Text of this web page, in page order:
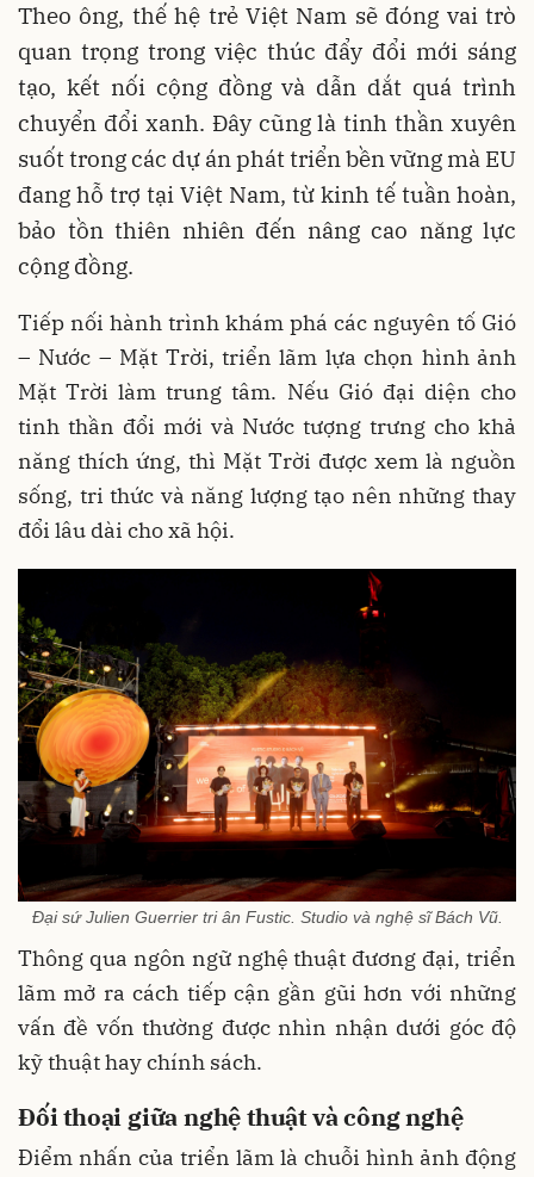
Theo ông, thế hệ trẻ Việt Nam sẽ đóng vai trò
quan trọng trong việc thúc đẩy đổi mới sáng
tạo, kết nối cộng đồng và dẫn dắt quá trình
chuyển đổi xanh. Đây cũng là tinh thần xuyên
suốt trong các dự án phát triển bền vững mà EU
đang hỗ trợ tại Việt Nam, từ kinh tế tuần hoàn,
bảo tồn thiên nhiên đến nâng cao năng lực
cộng đồng.
Tiếp nối hành trình khám phá các nguyên tố Gió
– Nước – Mặt Trời, triển lãm lựa chọn hình ảnh
Mặt Trời làm trung tâm. Nếu Gió đại diện cho
tinh thần đổi mới và Nước tượng trưng cho khả
năng thích ứng, thì Mặt Trời được xem là nguồn
sống, tri thức và năng lượng tạo nên những thay
đổi lâu dài cho xã hội.
Đại sứ Julien Guerrier tri ân Fustic. Studio và nghệ sĩ Bách Vũ.
Thông qua ngôn ngữ nghệ thuật đương đại, triển
lãm mở ra cách tiếp cận gần gũi hơn với những
vấn đề vốn thường được nhìn nhận dưới góc độ
kỹ thuật hay chính sách.
Đối thoại giữa nghệ thuật và công nghệ
Điểm nhấn của triển lãm là chuỗi hình ảnh động